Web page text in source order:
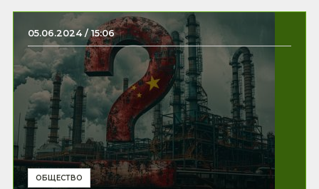
05.06.2024 / 15:06
ОБЩЕСТВО